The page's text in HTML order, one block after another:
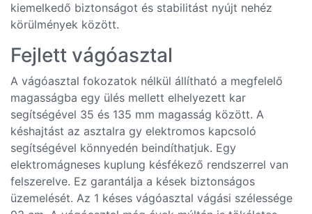
kiemelkedő biztonságot és stabilitást nyújt nehéz
körülmények között.
Fejlett vágóasztal
A vágóasztal fokozatok nélkül állítható a megfelelő
magasságba egy ülés mellett elhelyezett kar
segítségével 35 és 135 mm magasság között. A
késhajtást az asztalra gy elektromos kapcsoló
segítségével könnyedén beindíthatjuk. Egy
elektromágneses kuplung késfékező rendszerrel van
felszerelve. Ez garantálja a kések biztonságos
üzemelését. Az 1 késes vágóasztal vágási szélessége